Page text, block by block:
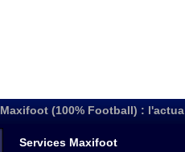
Maxifoot (100% Football) :
Services Maxifoot